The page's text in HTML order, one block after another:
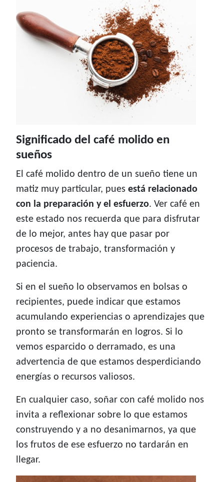
Significado del café molido en
sueños
El café molido dentro de un sueño tiene un
matiz muy particular, pues está relacionado
con la preparación y el esfuerzo. Ver café en
este estado nos recuerda que para disfrutar
de lo mejor, antes hay que pasar por
procesos de trabajo, transformación y
paciencia.
Si en el sueño lo observamos en bolsas o
recipientes, puede indicar que estamos
acumulando experiencias o aprendizajes que
pronto se transformarán en logros. Si lo
vemos esparcido o derramado, es una
advertencia de que estamos desperdiciando
energías o recursos valiosos.
En cualquier caso, soñar con café molido nos
invita a reflexionar sobre lo que estamos
construyendo y a no desanimarnos, ya que
los frutos de ese esfuerzo no tardarán en
llegar.